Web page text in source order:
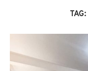
TAG: